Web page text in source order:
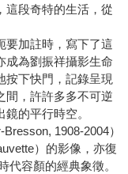
這段奇特的生活，從
要加註時，寫下了這
成為劉振祥攝影生命
按下快門，記錄呈現
間，許許多多不可逆
的平行時空。
1908-2004）
）的影像，亦復
代容顏的經典象徵。